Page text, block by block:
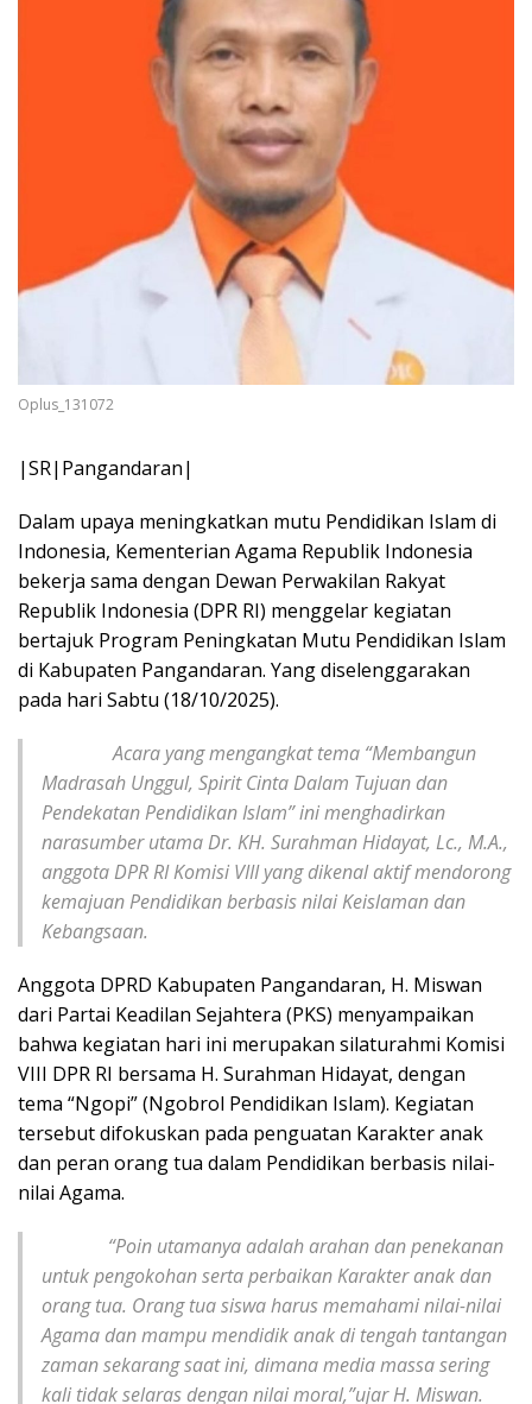
Oplus_131072
|SR|Pangandaran|
Dalam upaya meningkatkan mutu Pendidikan Islam di
Indonesia, Kementerian Agama Republik Indonesia
bekerja sama dengan Dewan Perwakilan Rakyat
Republik Indonesia (DPR RI) menggelar kegiatan
bertajuk Program Peningkatan Mutu Pendidikan Islam
di Kabupaten Pangandaran. Yang diselenggarakan
pada hari Sabtu (18/10/2025).
Acara yang mengangkat tema “Membangun
Madrasah Unggul, Spirit Cinta Dalam Tujuan dan
Pendekatan Pendidikan Islam” ini menghadirkan
narasumber utama Dr. KH. Surahman Hidayat, Lc., M.A.,
anggota DPR RI Komisi VIII yang dikenal aktif mendorong
kemajuan Pendidikan berbasis nilai Keislaman dan
Kebangsaan.
Anggota DPRD Kabupaten Pangandaran, H. Miswan
dari Partai Keadilan Sejahtera (PKS) menyampaikan
bahwa kegiatan hari ini merupakan silaturahmi Komisi
VIII DPR RI bersama H. Surahman Hidayat, dengan
tema “Ngopi” (Ngobrol Pendidikan Islam). Kegiatan
tersebut difokuskan pada penguatan Karakter anak
dan peran orang tua dalam Pendidikan berbasis nilai-
nilai Agama.
“Poin utamanya adalah arahan dan penekanan
untuk pengokohan serta perbaikan Karakter anak dan
orang tua. Orang tua siswa harus memahami nilai-nilai
Agama dan mampu mendidik anak di tengah tantangan
zaman sekarang saat ini, dimana media massa sering
kali tidak selaras dengan nilai moral,”ujar H. Miswan.